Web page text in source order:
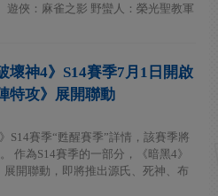
遊俠：麻雀之影 野蠻人：榮光聖教軍
壞神4》S14賽季7月1日開啟
特攻》展開聯動
S14賽季“甦醒賽季”詳情，該賽季將
作為S14賽季的一部分，《暗黑4》
開聯動，即將推出源氏、死神、布